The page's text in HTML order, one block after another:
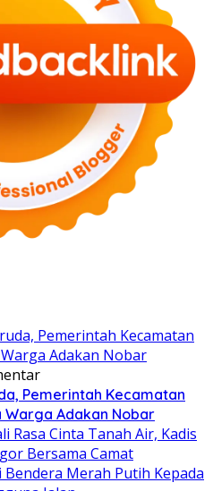
Pemerintah Kecamatan
Adakan Nobar